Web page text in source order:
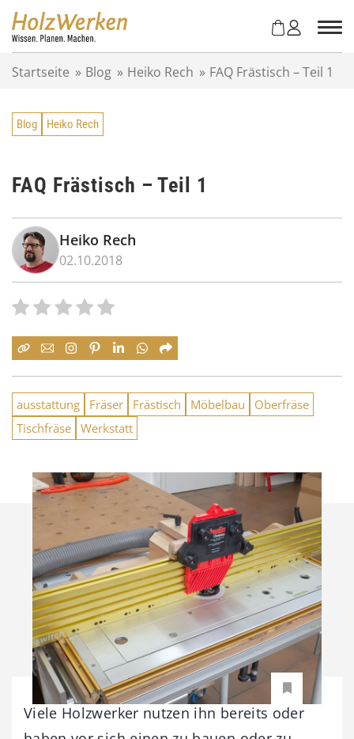
Startseite » Blog » Heiko Rech » FAQ Frästisch – Teil 1
Blog Heiko Rech
FAQ Frästisch – Teil 1
Heiko Rech
02.10.2018
ausstattung Fräser Frästisch Möbelbau
Oberfräse
Tischfräse Werkstatt
Viele Holzwerker nutzen ihn bereits oder